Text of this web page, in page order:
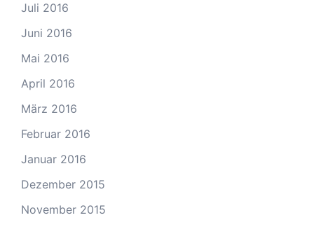
Juli 2016
Juni 2016
Mai 2016
April 2016
März 2016
Februar 2016
Januar 2016
Dezember 2015
November 2015